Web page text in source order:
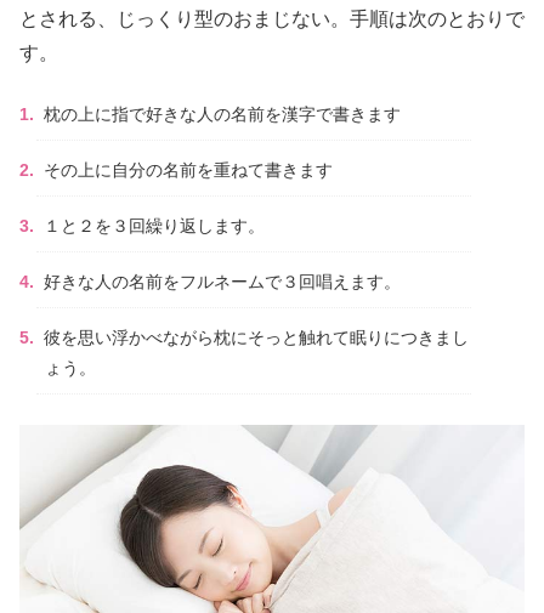
とされる、じっくり型のおまじない。手順は次のとおりで
す。
枕の上に指で好きな人の名前を漢字で書きます
その上に自分の名前を重ねて書きます
１と２を３回繰り返します。
好きな人の名前をフルネームで３回唱えます。
彼を思い浮かべながら枕にそっと触れて眠りにつきまし
ょう。